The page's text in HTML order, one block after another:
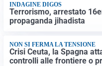
INDAGINE DIGOS
Terrorismo, arrestato
propaganda jihadista
NON SI FERMA LA TENSIONE
Crisi Ceuta, la Spagna
controlli alle frontiere o